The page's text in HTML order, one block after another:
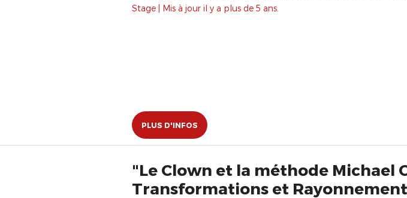
Stage | Mis à jour il y a plus de 5 ans.
PLUS D'INFOS
"Le Clown et la méthode Michael
Transformations et